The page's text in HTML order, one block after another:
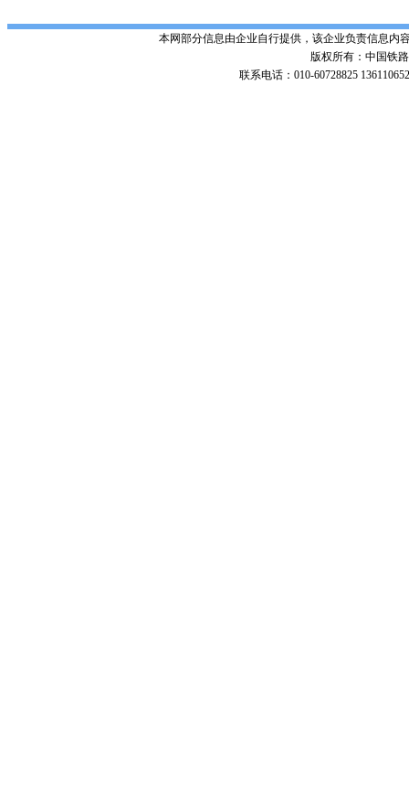
本网部分信息由企业自行提供，该企业负责信息内
版权所有：中国铁路
联系电话：010-60728825